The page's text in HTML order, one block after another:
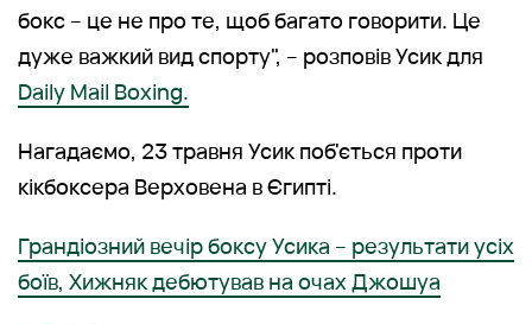
бокс – це не про те, щоб багато говорити. Це
дуже важкий вид спорту", – розповів Усик для
Daily Mail Boxing.
Нагадаємо, 23 травня Усик поб'ється проти
кікбоксера Верховена в Єгипті.
Грандіозний вечір боксу Усика – результати усіх
боїв, Хижняк дебютував на очах Джошуа